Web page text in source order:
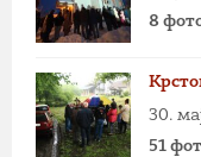
8
30.
51